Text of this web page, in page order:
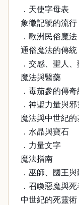
．天使字母表
象徵記號的流行
．歐洲民俗魔法
通俗魔法的傳統
．交感、聖人
魔法與醫藥
．毒茄參的傳
．神聖力量與邪
魔法與中世紀的
．水晶與寶石
．力量文字
魔法指南
．巫師、國王與
．召喚惡魔與死
中世紀的死靈術